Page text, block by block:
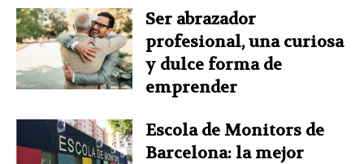
Ser abrazador
profesional, una curiosa
y dulce forma de
emprender
Escola de Monitors de
Barcelona: la mejor